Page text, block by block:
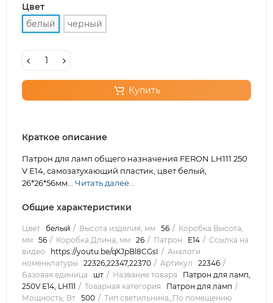
Цвет
белый
черный
Купить
Краткое описание
Патрон для ламп общего назначения FERON LH111 250
V E14, самозатухающий пластик, цвет белый,
26*26*56мм... Читать далее...
Общие характеристики
Цвет белый Высота изделия, мм 56
Коробка Высота,
мм 56 Коробка Длина, мм 26 Патрон E14
Ссылка на
видео
https://youtu.be/qXJpBl8CGsI
Аналоги
номенклатуры
22326,22347,22370 Артикул
22346
Базовая единица
шт Название товара
Патрон для ламп,
250V E14, LH111
Товарная категория
Патрон для ламп
Мощность, Вт 500 Тип светильника_По помещению